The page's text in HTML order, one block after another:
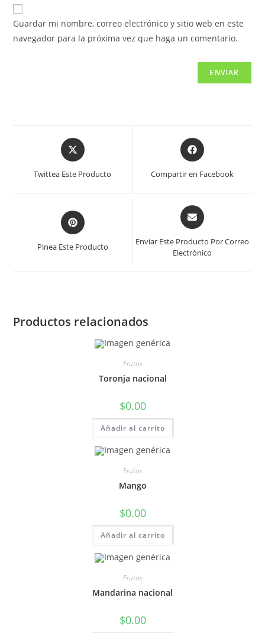
Guardar mi nombre, correo electrónico y sitio web en este
navegador para la próxima vez que haga un comentario.
Twittea Este Producto Compartir en Facebook
Pinea Este Producto
Enviar Este Producto Por Correo
Electrónico
Productos relacionados
Frutas
Toronja nacional
$0.00
Añadir al carrito
Frutas
Mango
$0.00
Añadir al carrito
Frutas
Mandarina nacional
$0.00